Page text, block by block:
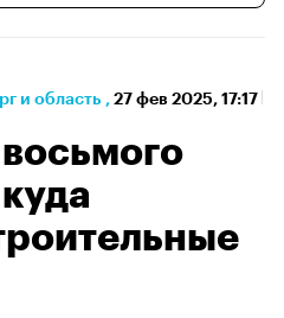
и область , 27 фев 2025, 17:17